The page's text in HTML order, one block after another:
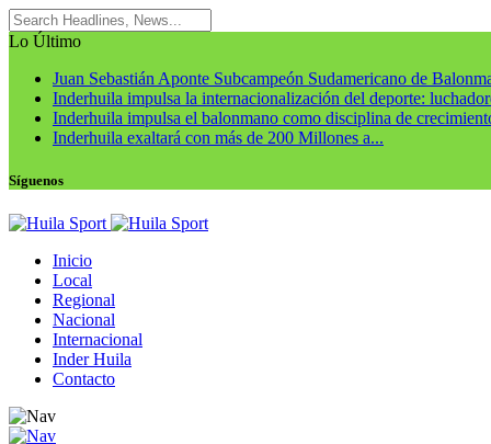
Lo Último
Juan Sebastián Aponte Subcampeón Sudamericano de
Inderhuila impulsa la internacionalización del deporte:
Inderhuila impulsa el balonmano como disciplina de
Inderhuila exaltará con más de 200 Millones a...
Síguenos
Inicio
Local
Regional
Nacional
Internacional
Inder Huila
Contacto